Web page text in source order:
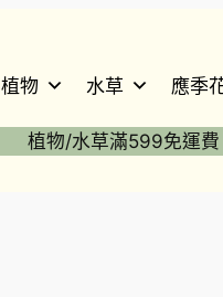
植物 水草 應季
植物/水草滿599免運費